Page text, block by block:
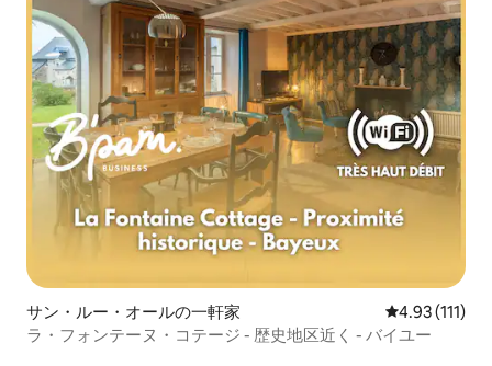
サン・ルー・オールの一軒家 レビュー111
4.93 (111)
ラ・フォンテーヌ・コテージ - 歴史地区近く - バイユー